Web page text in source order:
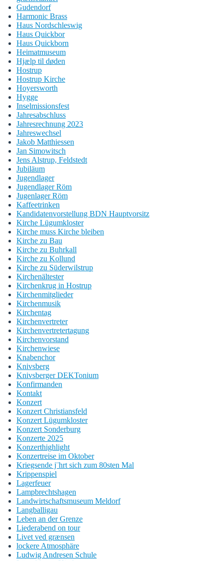
Gudendorf
Harmonic Brass
Haus Nordschleswig
Haus Quickbor
Haus Quickborn
Heimatmuseum
Hjælp til døden
Hostrup
Hostrup Kirche
Hoyersworth
Hygge
Inselmissionsfest
Jahresabschluss
Jahresrechnung 2023
Jahreswechsel
Jakob Matthiessen
Jan Simowitsch
Jens Alstrup, Feldstedt
Jubiläum
Jugendlager
Jugendlager Röm
Jugenlager Röm
Kaffeetrinken
Kandidatenvorstellung BDN Hauptvorsitz
Kirche Lügumkloster
Kirche muss Kirche bleiben
Kirche zu Bau
Kirche zu Buhrkall
Kirche zu Kollund
Kirche zu Süderwilstrup
Kirchenältester
Kirchenkrug in Hostrup
Kirchenmitglieder
Kirchenmusik
Kirchentag
Kirchenvertreter
Kirchenvertretertagung
Kirchenvorstand
Kirchenwiese
Knabenchor
Knivsberg
Knivsberger DEKTonium
Konfirmanden
Kontakt
Konzert
Konzert Christiansfeld
Konzert Lügumkloster
Konzert Sonderburg
Konzerte 2025
Konzerthighlight
Konzertreise im Oktober
Kriegsende j¨hrt sich zum 80sten Mal
Krippenspiel
Lagerfeuer
Lampbrechtshagen
Landwirtschaftsmuseum Meldorf
Langballigau
Leben an der Grenze
Liederabend on tour
Livet ved grænsen
lockere Atmosphäre
Ludwig Andresen Schule